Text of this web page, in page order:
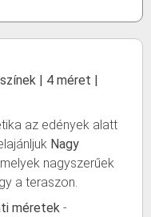
| 4 méret |
az edények alatt
Nagy
nagyszerűek
a teraszon.
méretek -